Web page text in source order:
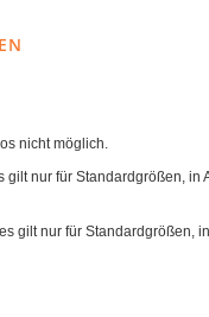
nicht möglich.
nur für Standardgrößen,
gilt nur für Standardgrößen,